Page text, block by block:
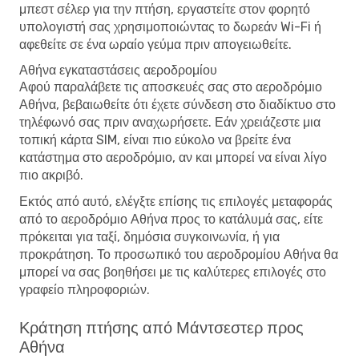
μπεστ σέλερ για την πτήση, εργαστείτε στον φορητό
υπολογιστή σας χρησιμοποιώντας το δωρεάν Wi-Fi ή
αφεθείτε σε ένα ωραίο γεύμα πριν απογειωθείτε.
Αθήνα εγκαταστάσεις αεροδρομίου
Αφού παραλάβετε τις αποσκευές σας στο αεροδρόμιο
Αθήνα, βεβαιωθείτε ότι έχετε σύνδεση στο διαδίκτυο στο
τηλέφωνό σας πριν αναχωρήσετε. Εάν χρειάζεστε μια
τοπική κάρτα SIM, είναι πιο εύκολο να βρείτε ένα
κατάστημα στο αεροδρόμιο, αν και μπορεί να είναι λίγο
πιο ακριβό.
Εκτός από αυτό, ελέγξτε επίσης τις επιλογές μεταφοράς
από το αεροδρόμιο Αθήνα προς το κατάλυμά σας, είτε
πρόκειται για ταξί, δημόσια συγκοινωνία, ή για
προκράτηση. Το προσωπικό του αεροδρομίου Αθήνα θα
μπορεί να σας βοηθήσει με τις καλύτερες επιλογές στο
γραφείο πληροφοριών.
Κράτηση πτήσης από Μάντσεστερ προς
Αθήνα